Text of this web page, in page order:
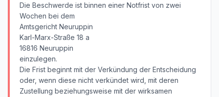
Die Beschwerde ist binnen einer Notfrist von zwei
Wochen bei dem
Amtsgericht Neuruppin
Karl-Marx-Straße 18 a
16816 Neuruppin
einzulegen.
Die Frist beginnt mit der Verkündung der Entscheidung
oder, wenn diese nicht verkündet wird, mit deren
Zustellung beziehungsweise mit der wirksamen